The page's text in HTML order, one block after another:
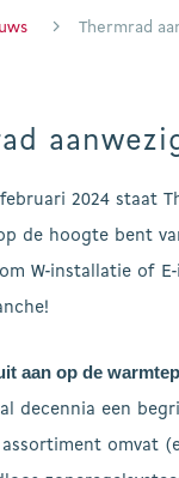
Thermrad
2024 staat
de hoogte bent
W-installatie of
aan op de
decennia een
omvat